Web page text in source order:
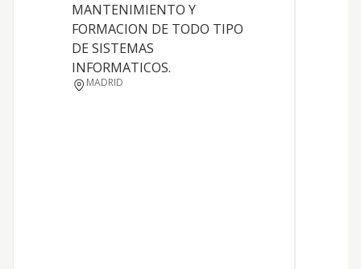
MANTENIMIENTO Y
FORMACION DE TODO TIPO
DE SISTEMAS
INFORMATICOS.
MADRID